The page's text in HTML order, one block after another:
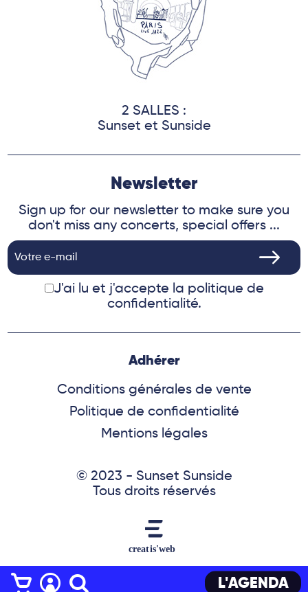
L'AGENDA
2 SALLES :
Sunset et Sunside
Newsletter
Sign up for our newsletter to make sure you
don't miss any concerts, special offers ...
J'ai lu et j'accepte la politique de
confidentialité.
Adhérer
Conditions générales de vente
Politique de confidentialité
Mentions légales
© 2023 - Sunset Sunside
Tous droits réservés